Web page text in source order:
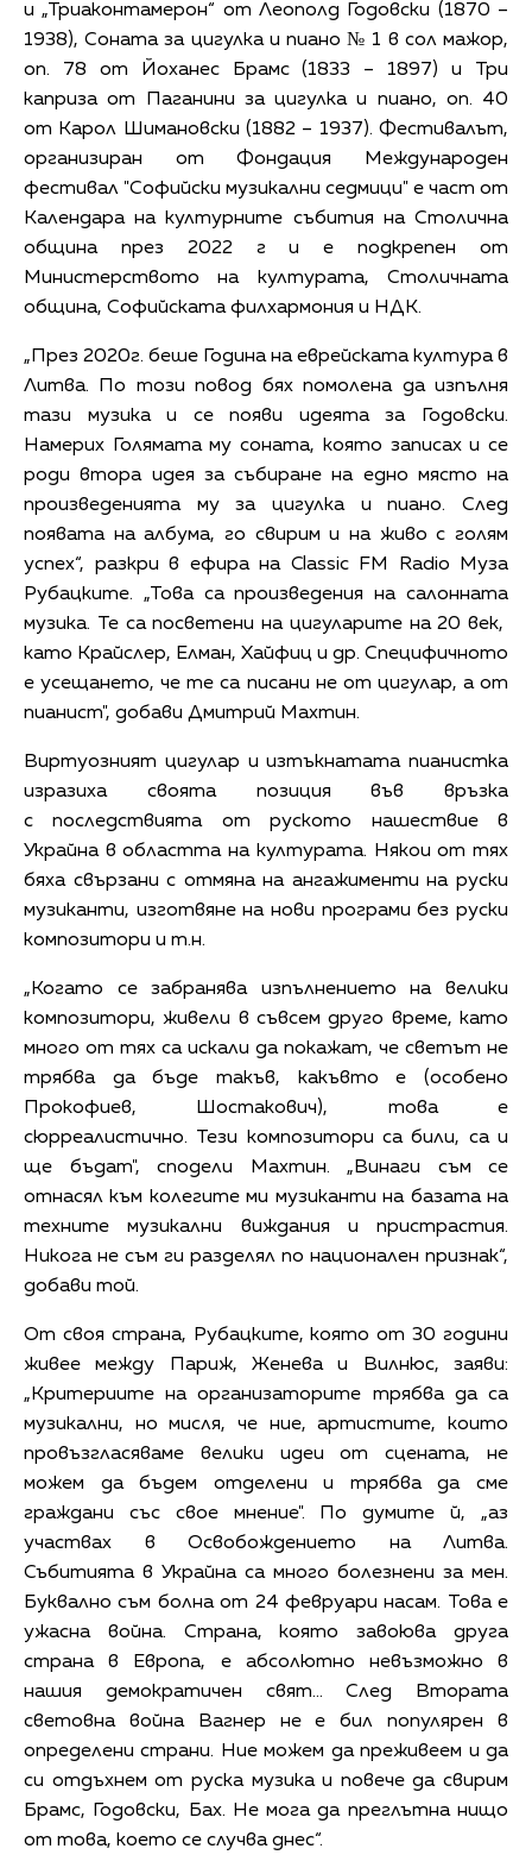
и „Триаконтамерон“ от Леополд Годовски (1870 –
1938), Соната за цигулка и пиано № 1 в сол мажор,
оп. 78 от Йоханес Брамс (1833 – 1897) и Три
каприза от Паганини за цигулка и пиано, оп. 40
от Карол Шимановски (1882 – 1937). Фестивалът,
организиран от Фондация Международен
фестивал "Софийски музикални седмици" е част от
Календара на културните събития на Столична
община през 2022 г и е подкрепен от
Министерството на културата, Столичната
община, Софийската филхармония и НДК.
„През 2020г. беше Година на еврейската култура в
Литва. По този повод бях помолена да изпълня
тази музика и се появи идеята за Годовски.
Намерих Голямата му соната, която записах и се
роди втора идея за събиране на едно място на
произведенията му за цигулка и пиано. След
появата на албума, го свирим и на живо с голям
успех“, разкри в ефира на Classic FM Radio Муза
Рубацките. „Това са произведения на салонната
музика. Те са посветени на цигуларите на 20 век,
като Крайслер, Елман, Хайфиц и др. Специфичното
е усещането, че те са писани не от цигулар, а от
пианист", добави Дмитрий Махтин.
Виртуозният цигулар и изтъкнатата пианистка
изразиха своята позиция във връзка
с последствията от руското нашествие в
Украйна в областта на културата. Някои от тях
бяха свързани с отмяна на ангажименти на руски
музиканти, изготвяне на нови програми без руски
композитори и т.н.
„Когато се забранява изпълнението на велики
композитори, живели в съвсем друго време, като
много от тях са искали да покажат, че светът не
трябва да бъде такъв, какъвто е (особено
Прокофиев, Шостакович), това е
сюрреалистично. Тези композитори са били, са и
ще бъдат", сподели Махтин. „Винаги съм се
отнасял към колегите ми музиканти на базата на
техните музикални виждания и пристрастия.
Никога не съм ги разделял по национален признак“,
добави той.
От своя страна, Рубацките, която от 30 години
живее между Париж, Женева и Вилнюс, заяви:
„Критериите на организаторите трябва да са
музикални, но мисля, че ние, артистите, които
провъзгласяваме велики идеи от сцената, не
можем да бъдем отделени и трябва да сме
граждани със свое мнение". По думите й, „аз
участвах в Освобождението на Литва.
Събитията в Украйна са много болезнени за мен.
Буквално съм болна от 24 февруари насам. Това е
ужасна война. Страна, която завоюва друга
страна в Европа, е абсолютно невъзможно в
нашия демократичен свят... След Втората
световна война Вагнер не е бил популярен в
определени страни. Ние можем да преживеем и да
си отдъхнем от руска музика и повече да свирим
Брамс, Годовски, Бах. Не мога да преглътна нищо
от това, което се случва днес“.